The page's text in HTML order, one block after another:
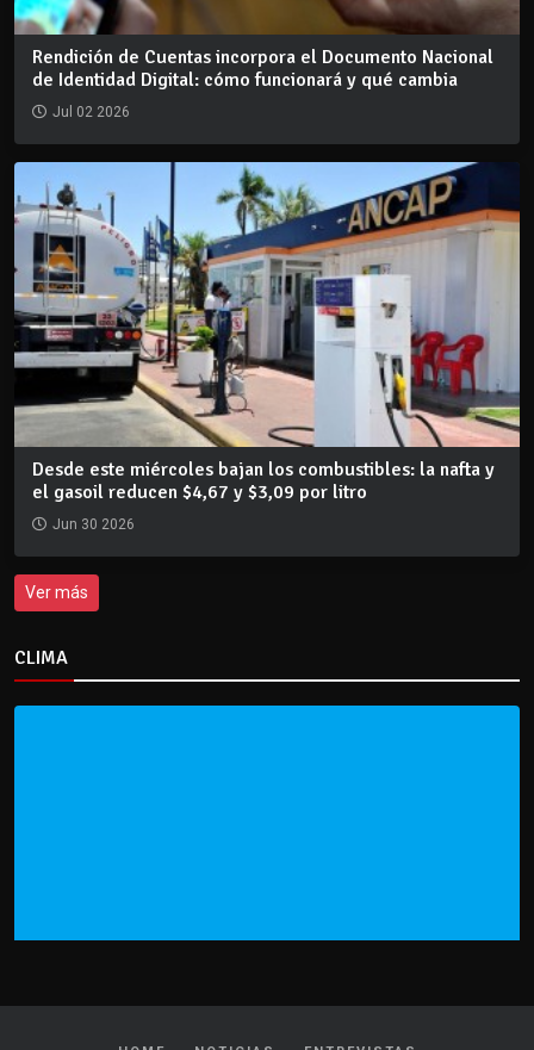
Rendición de Cuentas incorpora el Documento Nacional
de Identidad Digital: cómo funcionará y qué cambia
Jul 02 2026
Desde este miércoles bajan los combustibles: la nafta y
el gasoil reducen $4,67 y $3,09 por litro
Jun 30 2026
Ver más
CLIMA